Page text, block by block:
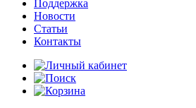
Поддержка
Новости
Статьи
Контакты